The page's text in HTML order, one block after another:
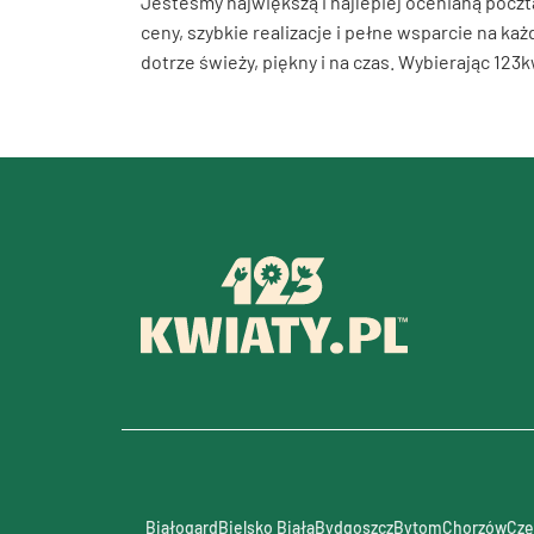
ceny, szybkie realizacje i pełne wsparcie na
dotrze świeży, piękny i na czas. Wybierając
BiałogardBielsko BiałaBydgoszczBytomChorzów